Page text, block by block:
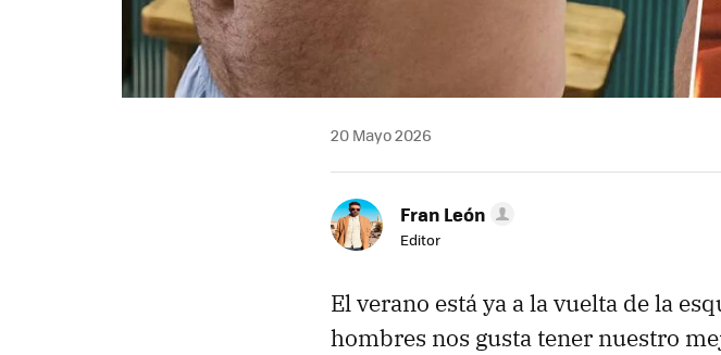
20 Mayo 2026
Fran León
Editor
El verano está ya a la vuelta de la
hombres nos gusta tener nuestro